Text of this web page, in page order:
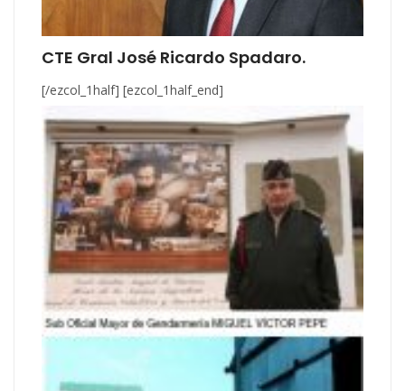
CTE Gral José Ricardo Spadaro.
[/ezcol_1half] [ezcol_1half_end]